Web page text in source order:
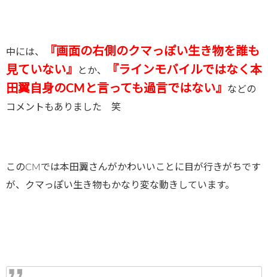
中には、 『 画面の右側のクマっぽい生き物を誰も
見ていない』
とか、 『 ラインモバイルではなく本
田翼自身のCMと言っても過言ではない』
などの
コメントもありました 笑
このCMでは本田翼さんがかわいいことに目が行きがちです
が、クマっぽい生き物もかなり変な動きしています。